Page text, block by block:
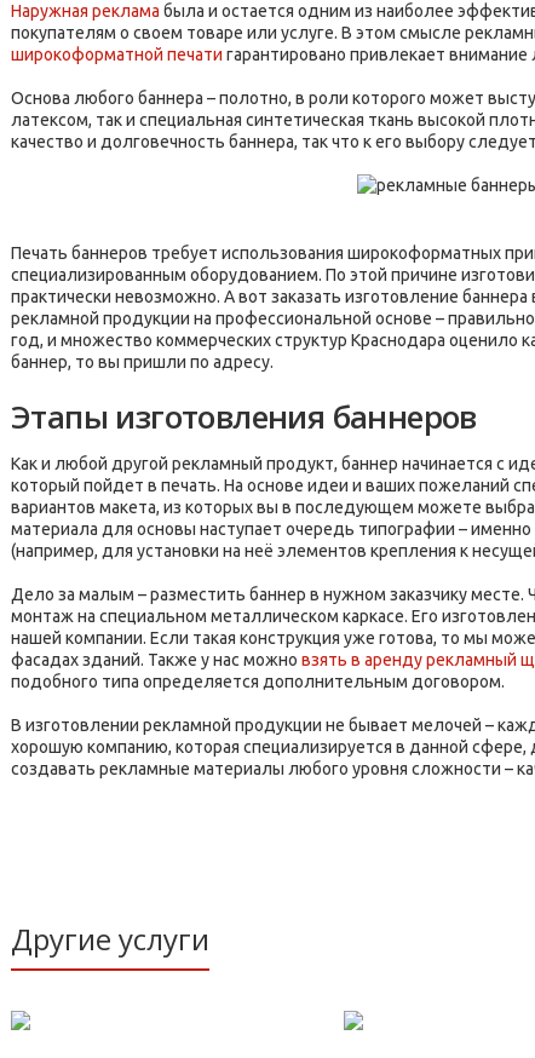
Наружная реклама была и остается одним из наиболее
покупателям о своем товаре или услуге. В этом смысле
широкоформатной печати гарантировано привлекает
Основа любого баннера – полотно, в роли которого может
латексом, так и специальная синтетическая ткань высокой
качество и долговечность баннера, так что к его выбору
Печать баннеров требует использования широкоформатных
специализированным оборудованием. По этой причине
практически невозможно. А вот заказать изготовление
рекламной продукции на профессиональной основе –
год, и множество коммерческих структур Краснодара оценило
баннер, то вы пришли по адресу.
Этапы изготовления баннеров
Как и любой другой рекламный продукт, баннер начинается с
который пойдет в печать. На основе идеи и ваших пожеланий
вариантов макета, из которых вы в последующем можете
материала для основы наступает очередь типографии –
(например, для установки на неё элементов крепления к
Дело за малым – разместить баннер в нужном заказчику
монтаж на специальном металлическом каркасе. Его
нашей компании. Если такая конструкция уже готова, то мы
фасадах зданий. Также у нас можно взять в аренду рекламный
подобного типа определяется дополнительным договором.
В изготовлении рекламной продукции не бывает мелочей –
хорошую компанию, которая специализируется в данной
создавать рекламные материалы любого уровня сложности –
Другие услуги